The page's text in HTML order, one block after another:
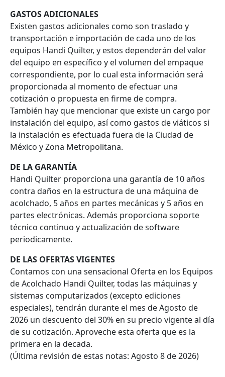
GASTOS ADICIONALES
Existen gastos adicionales como son traslado y
transportación e importación de cada uno de los
equipos Handi Quilter, y estos dependerán del valor
del equipo en específico y el volumen del empaque
correspondiente, por lo cual esta información será
proporcionada al momento de efectuar una
cotización o propuesta en firme de compra.
También hay que mencionar que existe un cargo por
instalación del equipo, así como gastos de viáticos si
la instalación es efectuada fuera de la Ciudad de
México y Zona Metropolitana.
DE LA GARANTÍA
Handi Quilter proporciona una garantía de 10 años
contra daños en la estructura de una máquina de
acolchado, 5 años en partes mecánicas y 5 años en
partes electrónicas. Además proporciona soporte
técnico continuo y actualización de software
periodicamente.
DE LAS OFERTAS VIGENTES
Contamos con una sensacional Oferta en los Equipos
de Acolchado Handi Quilter, todas las máquinas y
sistemas computarizados (excepto ediciones
especiales), tendrán durante el mes de Agosto de
2026 un descuento del 30% en su precio vigente al día
de su cotización. Aproveche esta oferta que es la
primera en la decada.
(Última revisión de estas notas: Agosto 8 de 2026)